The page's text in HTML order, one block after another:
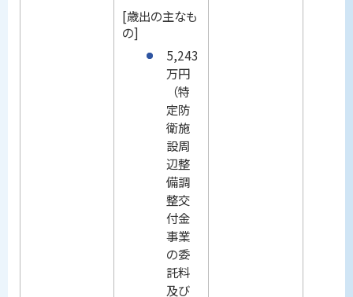
[歳出の主なも
の]
5,243
万円
（特
定防
衛施
設周
辺整
備調
整交
付金
事業
の委
託料
及び